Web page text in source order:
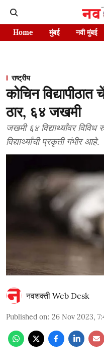
Home मुंबई नवी मुंबई
राष्ट्रीय
कोचिन विद्यापीठात
ठार, ६४ जखमी
जखमी ६४ विद्यार्थ्यांवर
विद्यार्थ्यांची प्रकृती गंभीर आहे.
नवशक्ती Web Desk
Published on: 26 Nov 2023,